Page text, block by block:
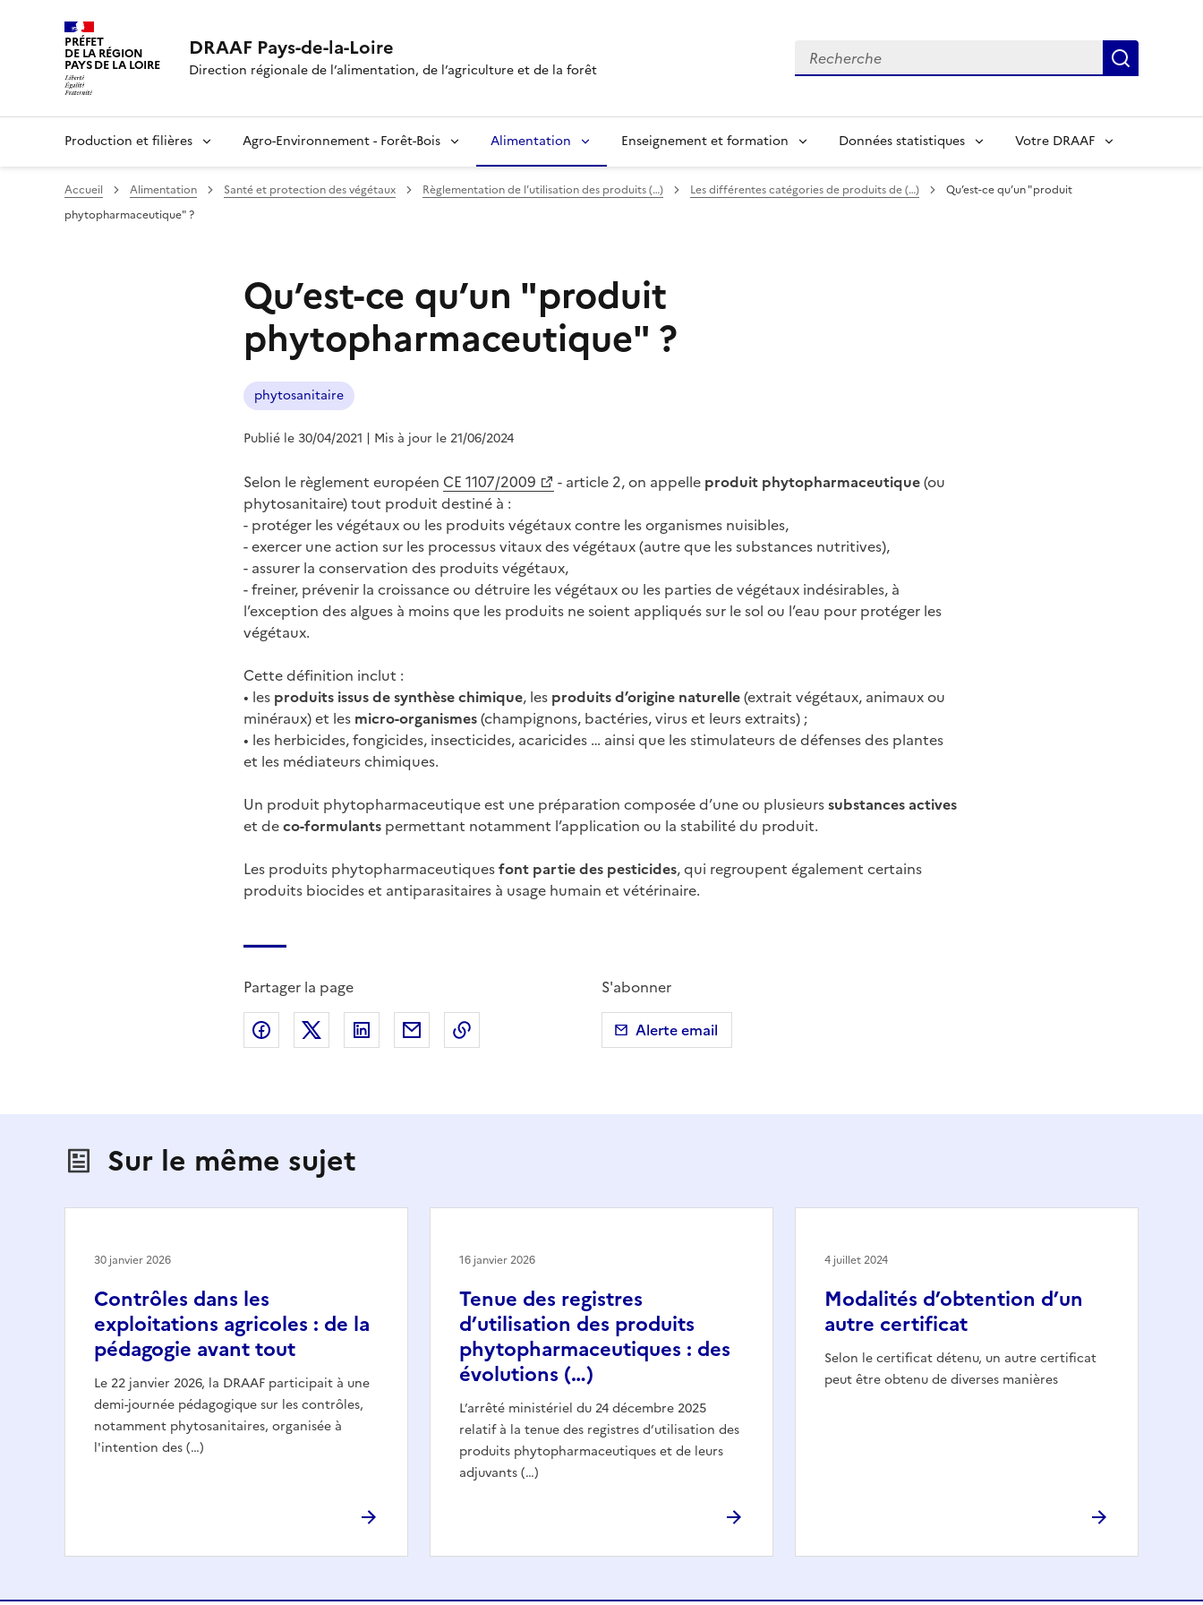
PRÉFET
DE LA RÉGION
PAYS DE LA LOIRE
DRAAF Pays-de-la-Loire
Direction régionale de l’alimentation, de l’agriculture et de la forêt
Recherche
Production et filières Agro-Environnement - Forêt-Bois Alimentation Enseignement et formation Données statistiques Votre DRAAF
Accueil Alimentation Santé et protection des végétaux Règlementation de l’utilisation des produits (…) Les différentes catégories de produits de (…)
Qu’est-ce qu’un "produit
phytopharmaceutique" ?
Qu’est-ce qu’un "produit
phytopharmaceutique" ?
phytosanitaire
Publié le 30/04/2021 | Mis à jour le 21/06/2024
Selon le règlement européen CE 1107/2009 - article 2, on appelle produit phytopharmaceutique(ou
phytosanitaire) tout produit destiné à :
- protéger les végétaux ou les produits végétaux contre les organismes nuisibles,
- exercer une action sur les processus vitaux des végétaux (autre que les substances nutritives),
- assurer la conservation des produits végétaux,
- freiner, prévenir la croissance ou détruire les végétaux ou les parties de végétaux indésirables, à
l’exception des algues à moins que les produits ne soient appliqués sur le sol ou l’eau pour protéger les
végétaux.
Cette définition inclut :
• les produits issus de synthèse chimique, les produits d’origine naturelle(extrait végétaux, animaux ou
minéraux) et les micro-organismes(champignons, bactéries, virus et leurs extraits) ;
• les herbicides, fongicides, insecticides, acaricides … ainsi que les stimulateurs de défenses des plantes
et les médiateurs chimiques.
Un produit phytopharmaceutique est une préparation composée d’une ou plusieurssubstances actives
et deco-formulants permettant notamment l’application ou la stabilité du produit.
Les produits phytopharmaceutiquesfont partie des pesticides, qui regroupent également certains
produits biocides et antiparasitaires à usage humain et vétérinaire.
Partager la page
Partager sur Facebook
Partager sur X (anciennement Twitter)
Partager sur LinkedIn
Partager par emailCopier dans le presse-papier
S'abonner
Alerte email
Sur le même sujet
Contrôles dans les
exploitations agricoles : de la
pédagogie avant tout
Le 22 janvier 2026, la DRAAF participait à une
demi-journée pédagogique sur les contrôles,
notamment phytosanitaires, organisée à
l'intention des (…)
30 janvier 2026
Tenue des registres
d’utilisation des produits
phytopharmaceutiques : des
évolutions (…)
L’arrêté ministériel du 24 décembre 2025
relatif à la tenue des registres d’utilisation des
produits phytopharmaceutiques et de leurs
adjuvants (…)
16 janvier 2026
Modalités d’obtention d’un
autre certificat
Selon le certificat détenu, un autre certificat
peut être obtenu de diverses manières
4 juillet 2024